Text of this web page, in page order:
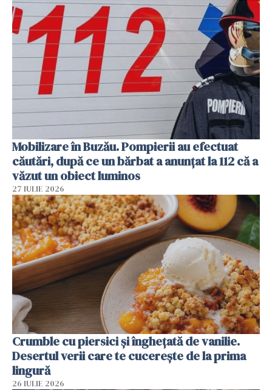
Mobilizare în Buzău. Pompierii au efectuat
căutări, după ce un bărbat a anunțat la 112 că a
văzut un obiect luminos
27 IULIE 2026
Crumble cu piersici și înghețată de vanilie.
Desertul verii care te cucerește de la prima
lingură
26 IULIE 2026